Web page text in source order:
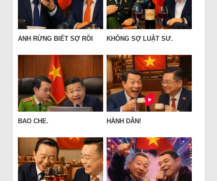
ANH RỪNG BIẾT SỢ RỒI KHÔNG SỢ LUẬT SƯ.
BAO CHE. HÀNH DÂN!